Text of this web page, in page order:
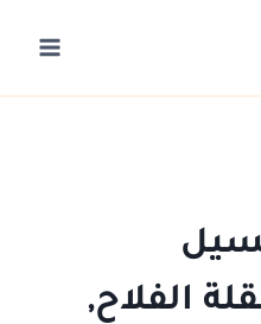
الفلاح,